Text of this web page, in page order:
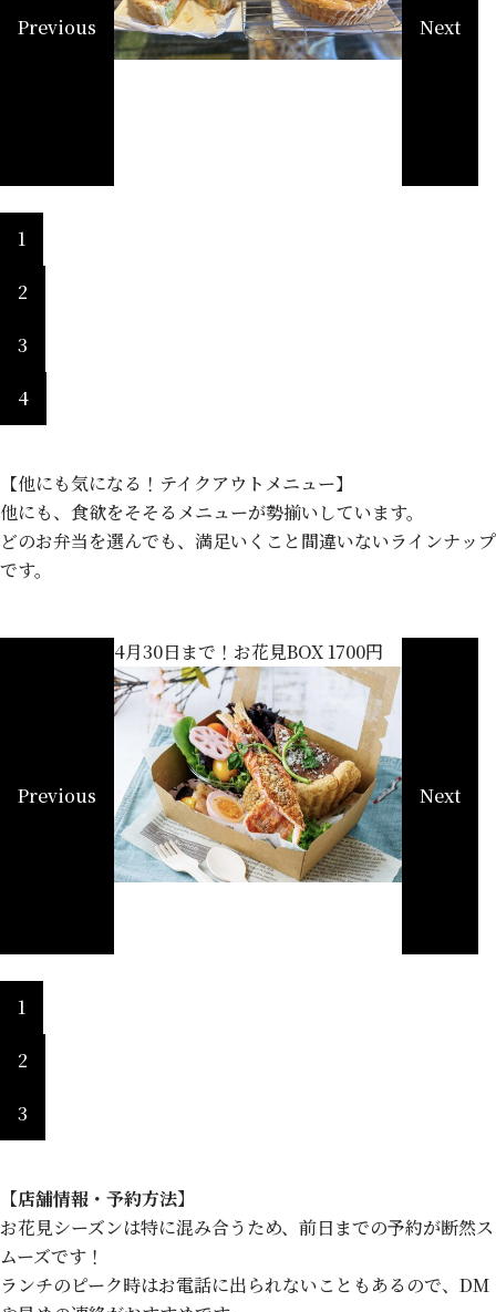
Previous Next
1
2
3
4
【他にも気になる！テイクアウトメニュー】
他にも、食欲をそそるメニューが勢揃いしています。
どのお弁当を選んでも、満足いくこと間違いないラインナップ
です。
Previous
4月30日まで！お花見BOX 1700円
Next
1
2
3
【店舗情報・予約方法】
お花見シーズンは特に混み合うため、前日までの予約が断然ス
ムーズです！
ランチのピーク時はお電話に出られないこともあるので、DM